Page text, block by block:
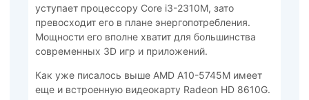
уступает процессору Core i3-2310M, зато
превосходит его в плане энергопотребления.
Мощности его вполне хватит для большинства
современных 3D игр и приложений.
Как уже писалось выше AMD A10-5745M имеет
еще и встроенную видеокарту Radeon HD 8610G.